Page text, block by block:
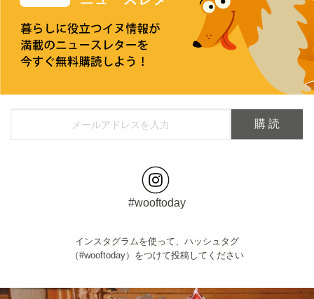
#wooftoday
インスタグラムを使って、ハッシュタグ
（#wooftoday）をつけて投稿してください